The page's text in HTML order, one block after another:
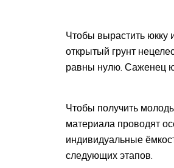
Чтобы вырастить юкку
открытый грунт
равны нулю. Саженец
Чтобы получить
материала проводят
индивидуальные
следующих этапов.